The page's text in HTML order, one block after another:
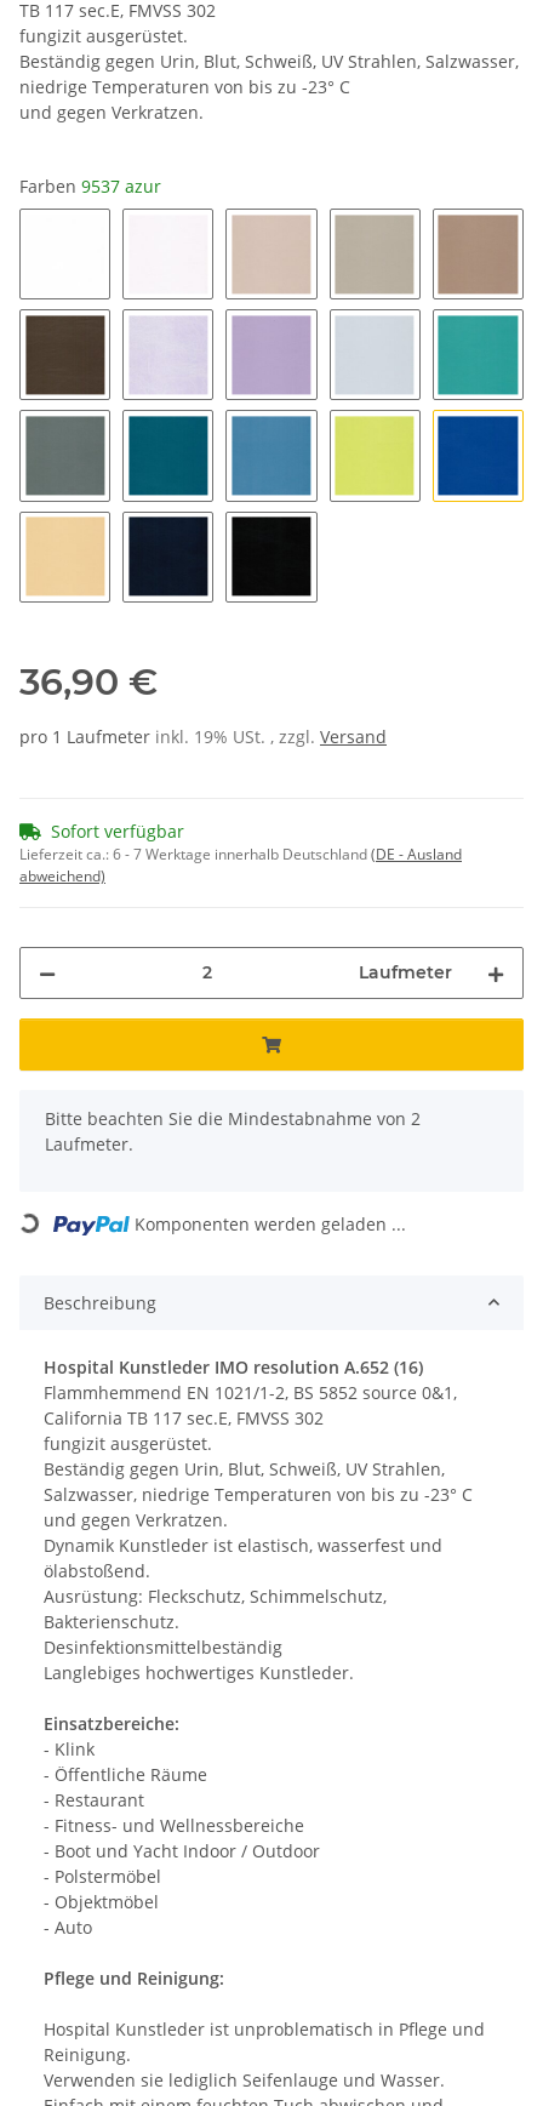
TB 117 sec.E, FMVSS 302
fungizit ausgerüstet.
Beständig gegen Urin, Blut, Schweiß, UV Strahlen, Salzwasser,
niedrige Temperaturen von bis zu -23° C
und gegen Verkratzen.
Farben 9537 azur
9501 weiß 9504 cremeweiß9514 natur 9524 leinen 9534
9564 hellbraun9506 perlmut9569 flieder 9516 kit 9528
9536 stein 9557 petrol 9517 hellblau
36,90 €
pro 1 Laufmeter inkl. 19% USt. , zzgl. Versand
Sofort verfügbar
Lieferzeit ca.:6 - 7 Werktage innerhalb Deutschland(DE - Ausland
abweichend)
Laufmeter
x
Bitte beachten Sie die Mindestabnahme von 2
Laufmeter.
Loading... Komponenten werden geladen ...
Beschreibung
Hospital Kunstleder IMO resolution A.652 (16)
Flammhemmend EN 1021/1-2, BS 5852 source 0&1,
California TB 117 sec.E, FMVSS 302
fungizit ausgerüstet.
Beständig gegen Urin, Blut, Schweiß, UV Strahlen,
Salzwasser, niedrige Temperaturen von bis zu -23° C
und gegen Verkratzen.
Dynamik Kunstleder ist elastisch, wasserfest und
ölabstoßend.
Ausrüstung: Fleckschutz, Schimmelschutz,
Bakterienschutz.
Desinfektionsmittelbeständig
Langlebiges hochwertiges Kunstleder.
Einsatzbereiche:
- Klink
- Öffentliche Räume
- Restaurant
- Fitness- und Wellnessbereiche
- Boot und Yacht Indoor / Outdoor
- Polstermöbel
- Objektmöbel
- Auto
Pflege und Reinigung:
Hospital Kunstleder ist unproblematisch in Pflege und
Reinigung.
Verwenden sie lediglich Seifenlauge und Wasser.